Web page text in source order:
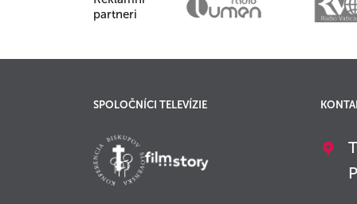
partneri
SPOLOČNÍCI TELEVÍZIE